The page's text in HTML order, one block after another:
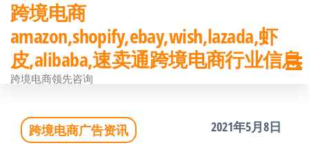
前
往
内
跨境电商
amazon,shopify,ebay,wish,lazada,虾
皮,alibaba,速卖通跨境电商行业信息
跨境电商领先咨询
跨境电商广告资讯 2021年5月8日